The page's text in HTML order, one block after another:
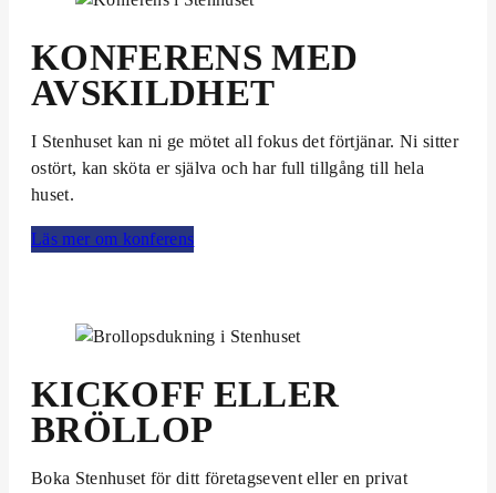
KONFERENS MED
AVSKILDHET
I Stenhuset kan ni ge mötet all fokus det förtjänar. Ni sitter
ostört, kan sköta er själva och har full tillgång till hela
huset.
Läs mer om konferens
KICKOFF ELLER
BRÖLLOP
Boka Stenhuset för ditt företags­event eller en privat